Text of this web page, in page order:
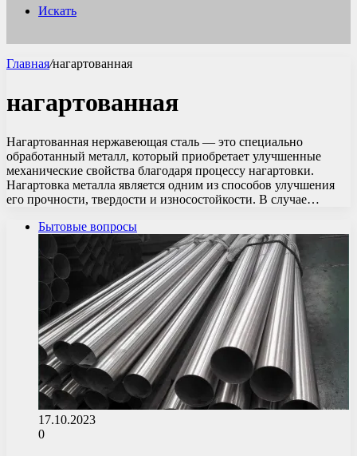
Искать
Главная/нагартованная
нагартованная
Нагартованная нержавеющая сталь — это специально
обработанный металл, который приобретает улучшенные
механические свойства благодаря процессу нагартовки.
Нагартовка металла является одним из способов улучшения
его прочности, твердости и износостойкости. В случае…
Бытовые вопросы
17.10.2023
0